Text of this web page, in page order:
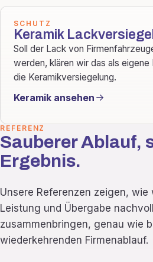
SCHUTZ
Keramik
Soll der Lack von
werden, klären wir das als eigene
die Keramikversiegelung.
Keramik ansehen
REFERENZ
Sauberer Ablauf,
Ergebnis.
Unsere Referenzen zeigen, wie
Leistung und Übergabe
zusammenbringen, genau wie
wiederkehrenden Firmenablauf.